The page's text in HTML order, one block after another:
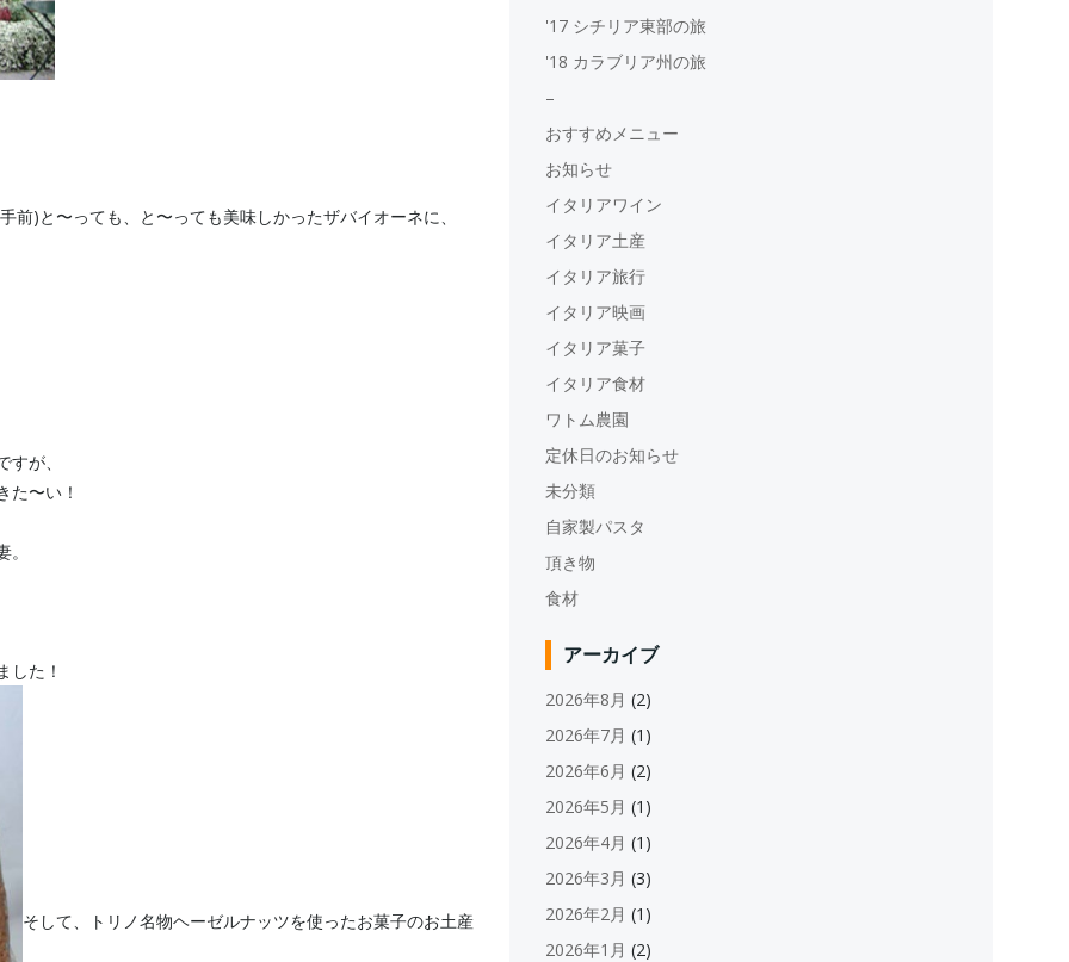
前)と〜っても、と〜っても美味しかったザバイオーネに、
が、
た〜い！
した！
そして、トリノ名物ヘーゼルナッツを使ったお菓子のお土産
'17 シチリア東部の旅
'18 カラブリア州の旅
–
おすすめメニュー
お知らせ
イタリアワイン
イタリア土産
イタリア旅行
イタリア映画
イタリア菓子
イタリア食材
ワトム農園
定休日のお知らせ
未分類
自家製パスタ
頂き物
食材
アーカイブ
2026年8月 (2)
2026年7月 (1)
2026年6月 (2)
2026年5月 (1)
2026年4月 (1)
2026年3月 (3)
2026年2月 (1)
2026年1月 (2)